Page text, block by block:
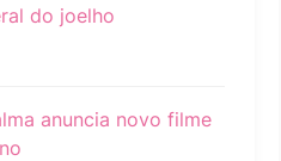
do joelho
anuncia novo filme